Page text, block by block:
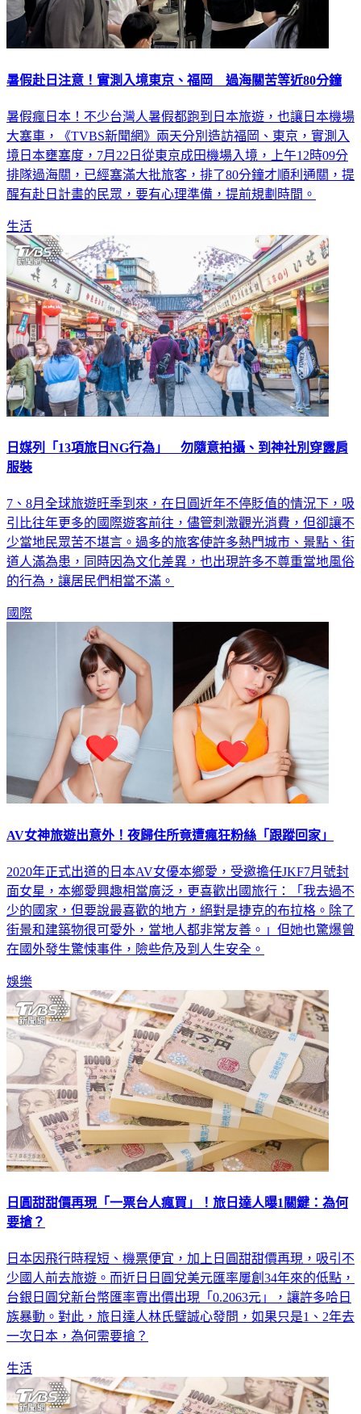
暑假赴日注意！實測入境東京、福岡 過海關苦等近80分鐘
暑假瘋日本！不少台灣人暑假都跑到日本旅遊，也讓日本機場
大塞車，《TVBS新聞網》兩天分別造訪福岡、東京，實測入
境日本壅塞度，7月22日從東京成田機場入境，上午12時09分
排隊過海關，已經塞滿大批旅客，排了80分鐘才順利通關，提
醒有赴日計畫的民眾，要有心理準備，提前規劃時間。
生活
日媒列「13項旅日NG行為」 勿隨意拍攝、到神社別穿露肩
服裝
7、8月全球旅遊旺季到來，在日圓近年不停貶值的情況下，吸
引比往年更多的國際遊客前往，儘管刺激觀光消費，但卻讓不
少當地民眾苦不堪言。過多的旅客使許多熱門城市、景點、街
道人滿為患，同時因為文化差異，也出現許多不尊重當地風俗
的行為，讓居民們相當不滿。
國際
AV女神旅遊出意外！夜歸住所竟遭瘋狂粉絲「跟蹤回家」
2020年正式出道的日本AV女優本鄉愛，受邀擔任JKF7月號封
面女星，本鄉愛興趣相當廣泛，更喜歡出國旅行：「我去過不
少的國家，但要說最喜歡的地方，絕對是捷克的布拉格。除了
街景和建築物很可愛外，當地人都非常友善。」但她也驚爆曾
在國外發生驚悚事件，險些危及到人生安全。
娛樂
日圓甜甜價再現「一票台人瘋買」！旅日達人曝1關鍵：為何
要搶？
日本因飛行時程短、機票便宜，加上日圓甜甜價再現，吸引不
少國人前去旅遊。而近日日圓兌美元匯率屢創34年來的低點，
台銀日圓兌新台幣匯率賣出價出現「0.2063元」，讓許多哈日
族暴動。對此，旅日達人林氏璧誠心發問，如果只是1、2年去
一次日本，為何需要搶？
生活